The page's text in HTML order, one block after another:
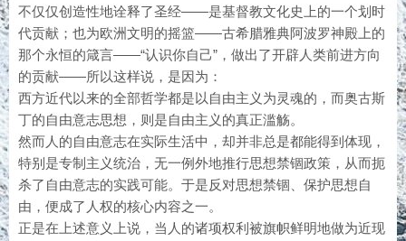
不仅仅创造性地诠释了圣经——是基督教文化史上的一个划时
代贡献；也为欧洲文明的摇篮——古希腊雅典阿波罗神殿上的
那个永恒的箴言——“认识你自己”，做出了开辟人类前进方向
的贡献——所以这样说，是因为：
西方近代以来的全部哲学都是以自由主义为灵魂的，而奥古斯
丁的自由意志思想，则是自由主义的真正滥觞。
然而人的自由意志在实际生活中，却并非总是都能得到体现，
特别是专制主义统治，无一例外地推行思想禁锢政策，从而扼
杀了自由意志的实践可能。于是反对思想禁锢、保护思想自
由，便成了人权的核心内容之一。
正是在上述意义上说，当人的诸项权利被旗帜鲜明地做为近现